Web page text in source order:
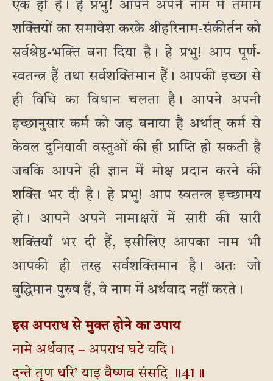
एक ही हैं। हे प्रभु! आपने अपने नाम में तमाम
शक्तियों का समावेश करके श्रीहरिनाम-संकीर्तन को
सर्वश्रेष्ठ-भक्ति बना दिया है। हे प्रभु! आप पूर्ण-
स्वतन्त्र हैं तथा सर्वशक्तिमान हैं। आपकी इच्छा से
ही विधि का विधान चलता है। आपने अपनी
इच्छानुसार कर्म को जड़ बनाया है अर्थात् कर्म से
केवल दुनियावी वस्तुओं की ही प्राप्ति हो सकती है
जबकि आपने ही ज्ञान में मोक्ष प्रदान करने की
शक्ति भर दी है। हे प्रभु! आप स्वतन्त्र इच्छामय
हो। आपने अपने नामाक्षरों में सारी की सारी
शक्तियाँ भर दी हैं, इसीलिए आपका नाम भी
आपकी ही तरह सर्वशक्तिमान है। अतः जो
बुद्धिमान पुरुष हैं, वे नाम में अर्थवाद नहीं करते।
इस अपराध से मुक्त होने का उपाय
नामे अर्थवाद – अपराध घटे यदि।
दन्ते तृण धरि’ याइ वैष्णव संसदि ॥41॥